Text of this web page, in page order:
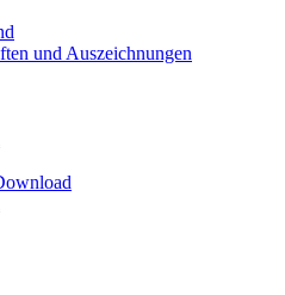
und Auszeichnungen